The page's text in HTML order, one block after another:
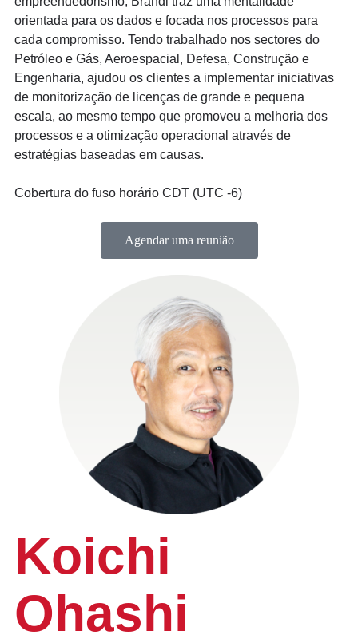
orientada para os dados e focada nos processos para
cada compromisso. Tendo trabalhado nos sectores do
Petróleo e Gás, Aeroespacial, Defesa, Construção e
Engenharia, ajudou os clientes a implementar iniciativas
de monitorização de licenças de grande e pequena
escala, ao mesmo tempo que promoveu a melhoria dos
processos e a otimização operacional através de
estratégias baseadas em causas.
Cobertura do fuso horário CDT (UTC -6)
Agendar uma reunião
Koichi
Ohashi